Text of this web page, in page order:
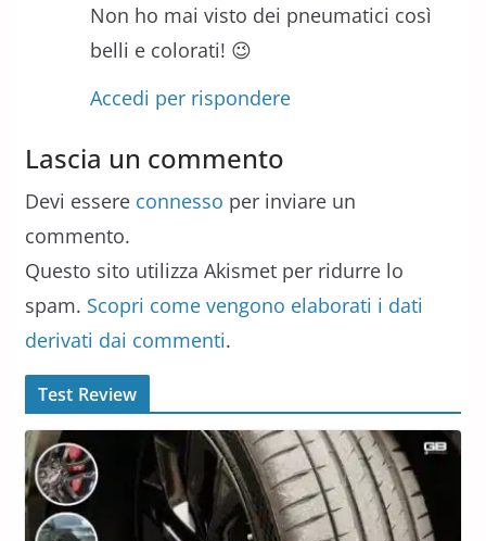
Non ho mai visto dei pneumatici così
belli e colorati! 😉
Accedi per rispondere
Lascia un commento
Devi essere connesso per inviare un
commento.
Questo sito utilizza Akismet per ridurre lo
spam. Scopri come vengono elaborati i dati
derivati dai commenti.
Test Review